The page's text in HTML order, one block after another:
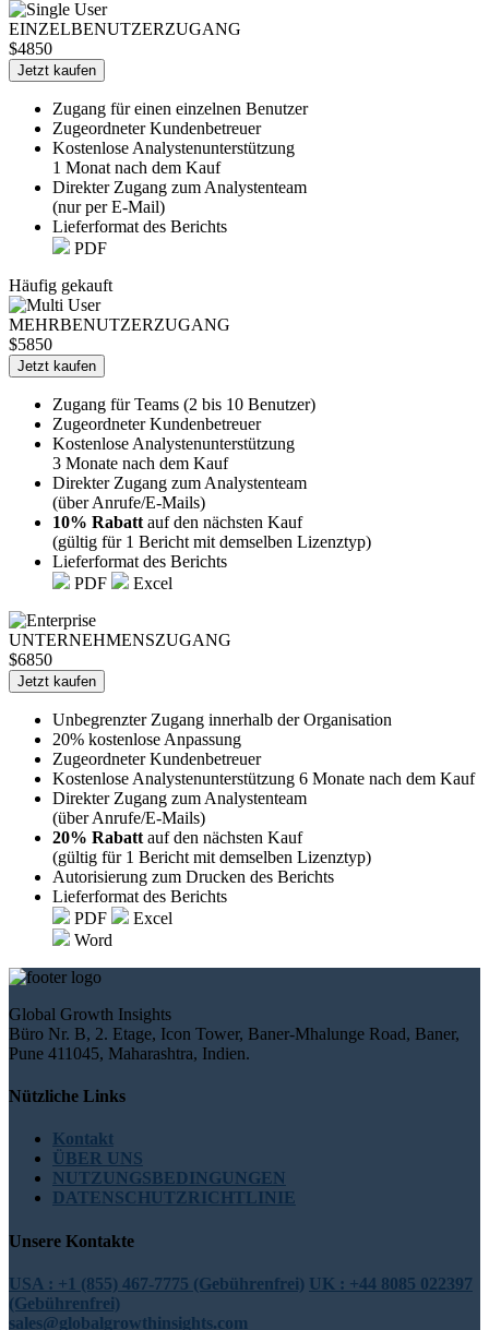
EINZELBENUTZERZUGANG
$4850
Jetzt kaufen
Zugang für einen einzelnen Benutzer
Zugeordneter Kundenbetreuer
Kostenlose Analystenunterstützung
1 Monat nach dem Kauf
Direkter Zugang zum Analystenteam
(nur per E-Mail)
Lieferformat des Berichts
PDF
Häufig gekauft
MEHRBENUTZERZUGANG
$5850
Jetzt kaufen
Zugang für Teams (2 bis 10 Benutzer)
Zugeordneter Kundenbetreuer
Kostenlose Analystenunterstützung
3 Monate nach dem Kauf
Direkter Zugang zum Analystenteam
(über Anrufe/E-Mails)
10% Rabatt auf den nächsten Kauf
(gültig für 1 Bericht mit demselben Lizenztyp)
Lieferformat des Berichts
PDF
Excel
UNTERNEHMENSZUGANG
$6850
Jetzt kaufen
Unbegrenzter Zugang innerhalb der Organisation
20% kostenlose Anpassung
Zugeordneter Kundenbetreuer
Kostenlose Analystenunterstützung 6 Monate nach dem Kauf
Direkter Zugang zum Analystenteam
(über Anrufe/E-Mails)
20% Rabatt auf den nächsten Kauf
(gültig für 1 Bericht mit demselben Lizenztyp)
Autorisierung zum Drucken des Berichts
Lieferformat des Berichts
PDF
Excel
Word
Global Growth Insights
Büro Nr. B, 2. Etage, Icon Tower, Baner-Mhalunge Road, Baner,
Pune 411045, Maharashtra, Indien.
Nützliche Links
Kontakt
ÜBER UNS
NUTZUNGSBEDINGUNGEN
DATENSCHUTZRICHTLINIE
Unsere Kontakte
USA : +1 (855) 467-7775 (Gebührenfrei) UK : +44 8085 022397
(Gebührenfrei)
sales@globalgrowthinsights.com